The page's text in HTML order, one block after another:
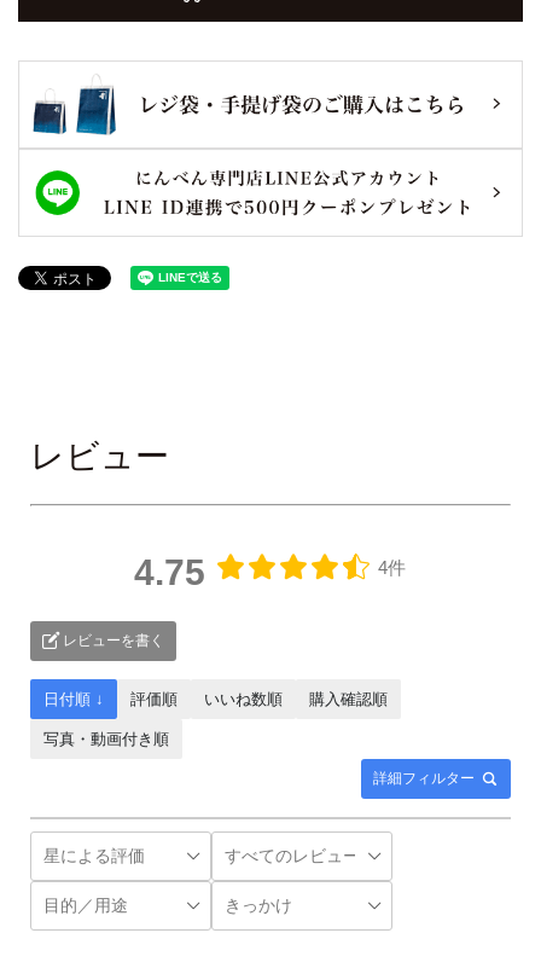
レビュー
4.75 4件
レビューを書く
詳細フィルター
日付順 ↓ 評価順 いいね数順 購入確認順
写真・動画付き順